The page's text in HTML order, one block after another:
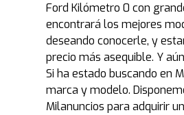
Ford Kilómetro 0 con
encontrará los mejores
deseando conocerle, y
precio más asequible. Y
Si ha estado buscando en
marca y modelo.
Milanuncios para adquirir